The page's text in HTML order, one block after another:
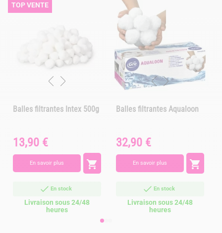
TOP VENTE
Balles filtrantes Intex 500g
Prix
13,90 €
En savoir plus 
En stock
Livraison sous 24/48
heures
Balles filtrantes Aqualoon
Prix
32,90 €
En savoir plus 
En stock
Livraison sous 24/48
heures